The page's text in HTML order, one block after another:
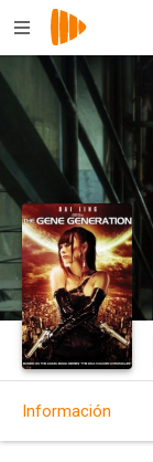
Información